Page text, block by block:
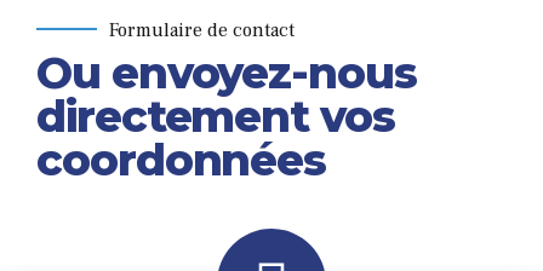
Formulaire de contact
Ou envoyez-nous
directement vos
coordonnées